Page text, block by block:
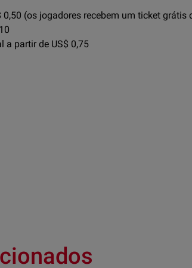
0,50 (os jogadores recebem um ticket grátis
a partir de US$ 0,75